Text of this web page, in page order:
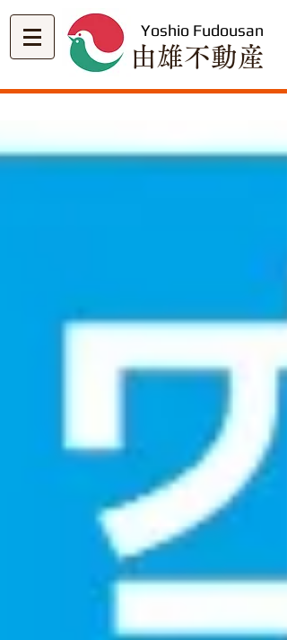
​由雄不動産
Yoshio Fudousan